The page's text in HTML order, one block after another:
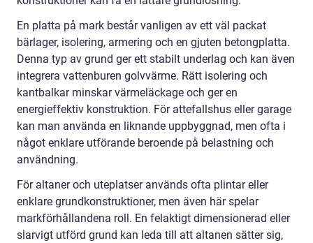
En platta på mark består vanligen av ett väl packat
bärlager, isolering, armering och en gjuten betongplatta.
Denna typ av grund ger ett stabilt underlag och kan även
integrera vattenburen golvvärme. Rätt isolering och
kantbalkar minskar värmeläckage och ger en
energieffektiv konstruktion. För attefallshus eller garage
kan man använda en liknande uppbyggnad, men ofta i
något enklare utförande beroende på belastning och
användning.
För altaner och uteplatser används ofta plintar eller
enklare grundkonstruktioner, men även här spelar
markförhållandena roll. En felaktigt dimensionerad eller
slarvigt utförd grund kan leda till att altanen sätter sig,